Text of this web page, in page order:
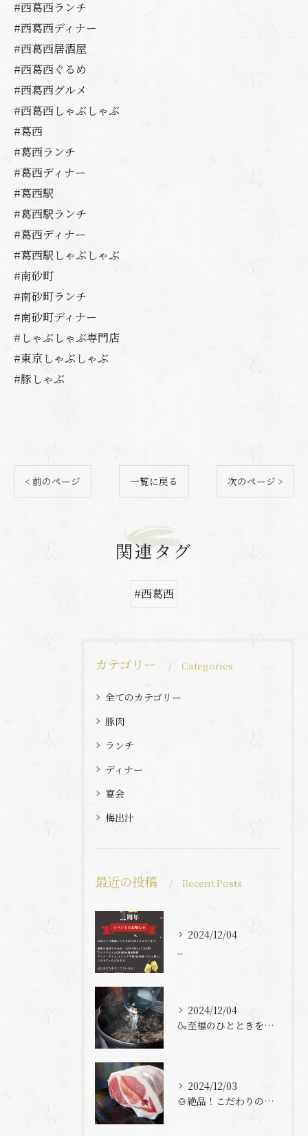
#西葛西ランチ
#西葛西ディナー
#西葛西居酒屋
#西葛西ぐるめ
#西葛西グルメ
#西葛西しゃぶしゃぶ
#葛西
#葛西ランチ
#葛西ディナー
#葛西駅
#葛西駅ランチ
#葛西ディナー
#葛西駅しゃぶしゃぶ
#南砂町
#南砂町ランチ
#南砂町ディナー
#しゃぶしゃぶ専門店
#東京しゃぶしゃぶ
#豚しゃぶ
< 前のページ 一覧に戻る 次のページ >
関連タグ
#西葛西
カテゴリー Categories
全てのカテゴリー
豚肉
ランチ
ディナー
宴会
梅出汁
最近の投稿 Recent Posts
2024/12/04
2024/12/04
🍶至福のひとときを「とんとん」で過ごしませんか？🍶
2024/12/03
🍲絶品！こだわりの豚しゃぶをとんとんで堪能しよう🍲